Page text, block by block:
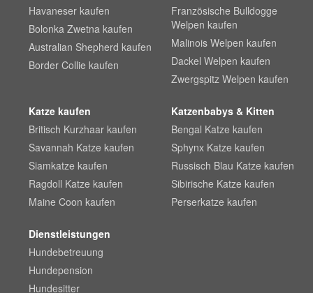
Havaneser kaufen
Bolonka Zwetna kaufen
Australian Shepherd kaufen
Border Collie kaufen
Französische Bulldogge
Welpen kaufen
Malinois Welpen kaufen
Dackel Welpen kaufen
Zwergspitz Welpen kaufen
Katze kaufen
Britisch Kurzhaar kaufen
Savannah Katze kaufen
Siamkatze kaufen
Ragdoll Katze kaufen
Maine Coon kaufen
Katzenbabys & Kitten
Bengal Katze kaufen
Sphynx Katze kaufen
Russisch Blau Katze kaufen
Sibirische Katze kaufen
Perserkatze kaufen
Dienstleistungen
Hundebetreuung
Hundepension
Hundesitter